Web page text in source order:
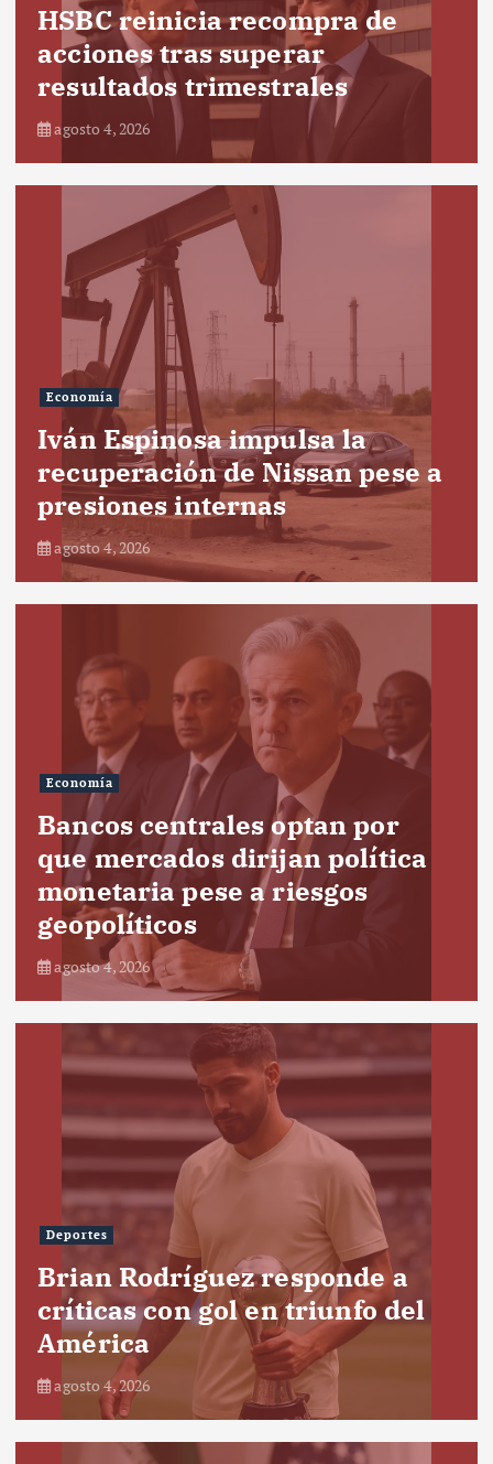
HSBC reinicia recompra de
acciones tras superar
resultados trimestrales
agosto 4, 2026
Economía
Iván Espinosa impulsa la
recuperación de Nissan pese a
presiones internas
agosto 4, 2026
Economía
Bancos centrales optan por
que mercados dirijan política
monetaria pese a riesgos
geopolíticos
agosto 4, 2026
Deportes
Brian Rodríguez responde a
críticas con gol en triunfo del
América
agosto 4, 2026